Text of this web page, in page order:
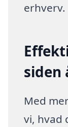
erhverv.
siden
Med
vi, hvad